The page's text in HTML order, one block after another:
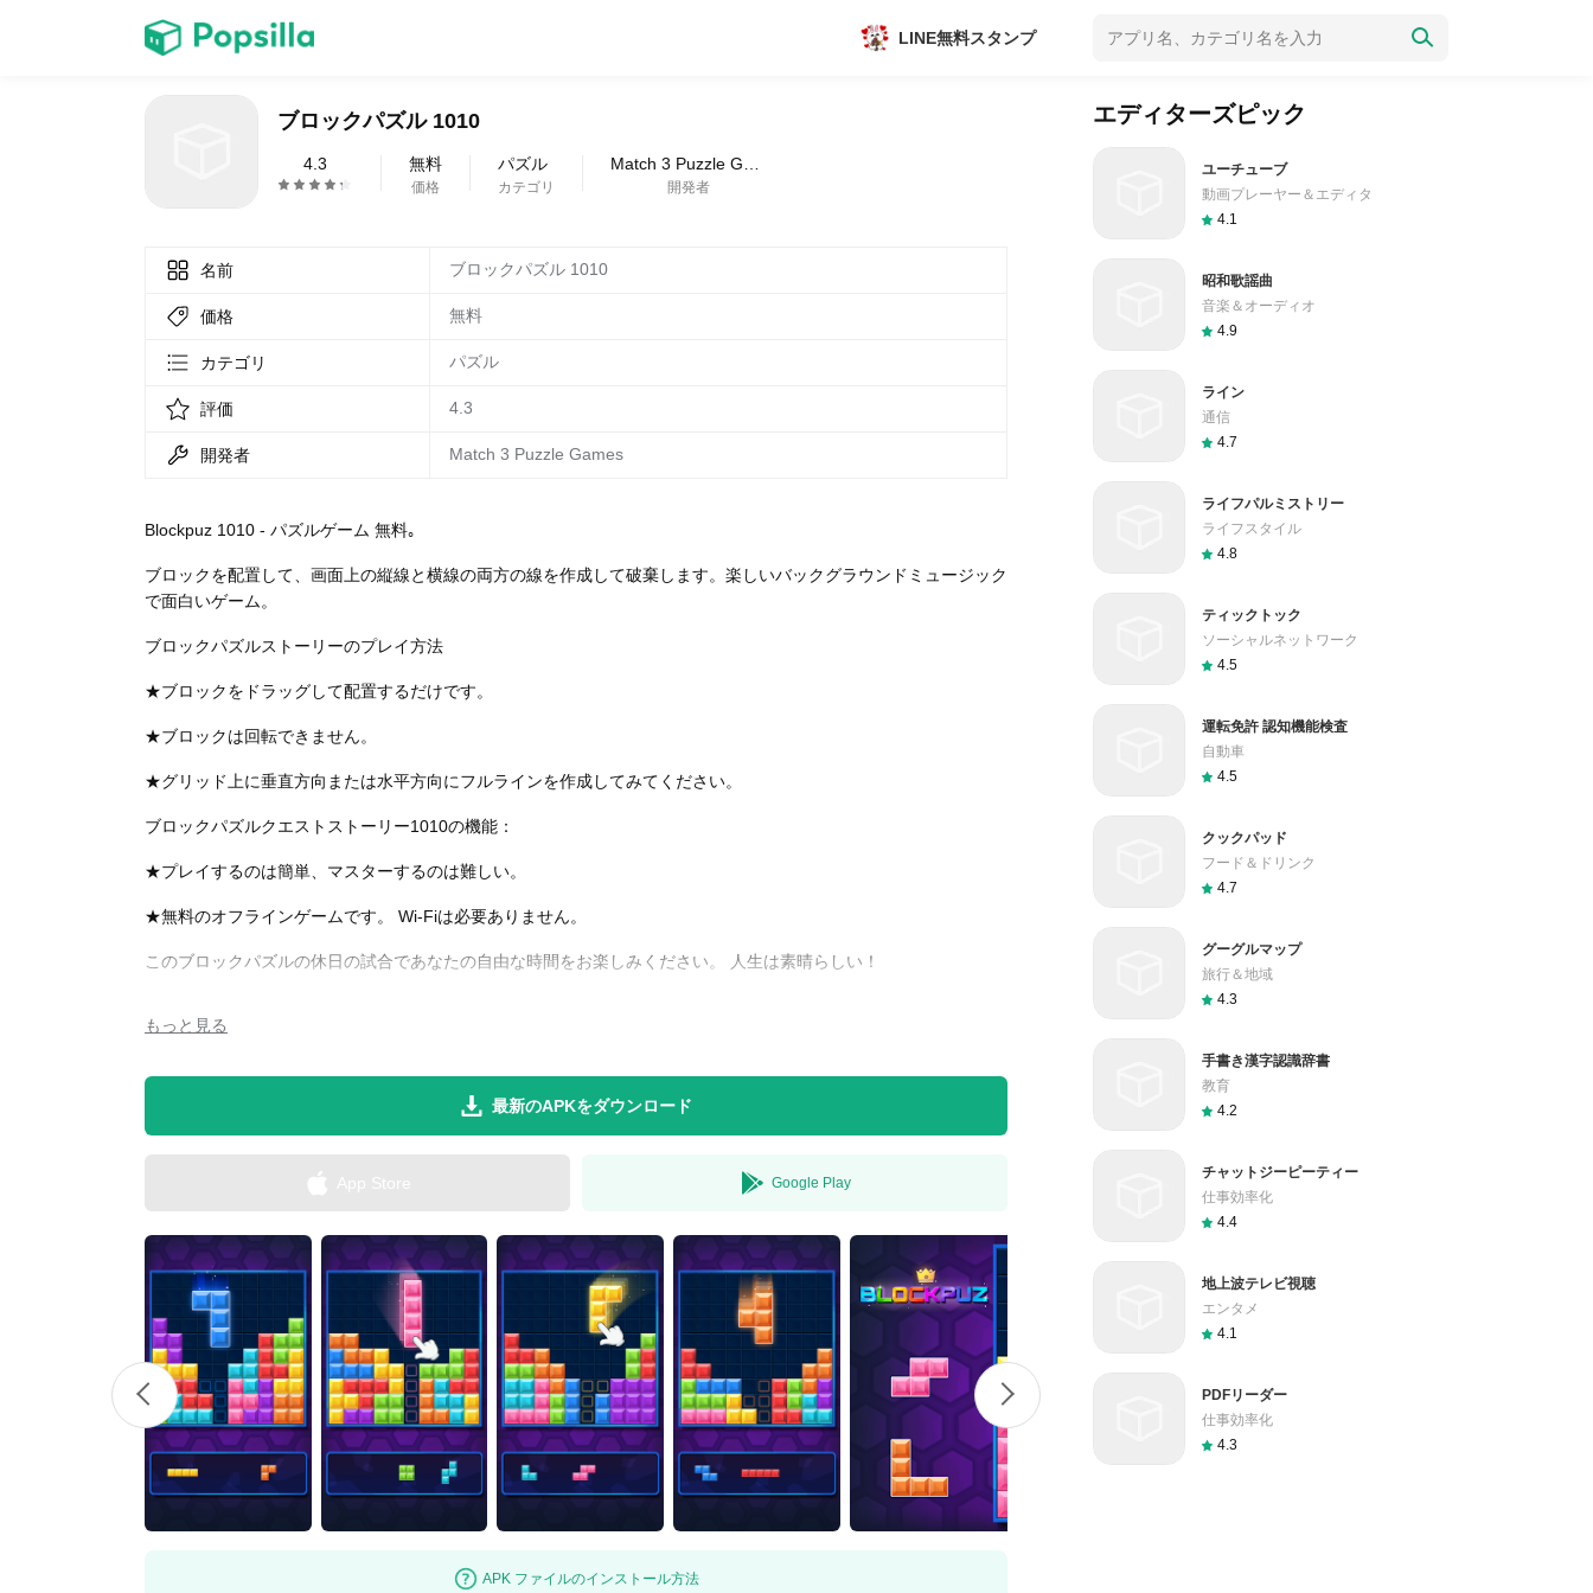
LINE無料スタンプ
ブロックパズル 1010
4.3 無料
価格
パズル
カテゴリ 開発者
名前 ブロックパズル 1010
価格 無料
カテゴリ パズル
評価 4.3
開発者 Match 3 Puzzle Games
Blockpuz 1010 - パズルゲーム 無料｡
ブロックを配置して、画面上の縦線と横線の両方の線を作成して破棄します。楽しいバックグラウンドミュージック
で面白いゲーム。
ブロックパズルストーリーのプレイ方法
★ブロックをドラッグして配置するだけです。
★ブロックは回転できません。
★グリッド上に垂直方向または水平方向にフルラインを作成してみてください。
ブロックパズルクエストストーリー1010の機能：
★プレイするのは簡単、マスターするのは難しい。
★無料のオフラインゲームです。 Wi-Fiは必要ありません。
このブロックパズルの休日の試合であなたの自由な時間をお楽しみください。 人生は素晴らしい！
もっと見る
最新のAPKをダウンロード
Google Play
APK ファイルのインストール方法
エディターズピック
ユーチューブ
動画プレーヤー＆エディタ
4.1
昭和歌謡曲
音楽＆オーディオ
4.9
ライン
通信
4.7
ライフパルミストリー
ライフスタイル
4.8
ティックトック
ソーシャルネットワーク
4.5
運転免許 認知機能検査
自動車
4.5
クックパッド
フード＆ドリンク
4.7
グーグルマップ
旅行＆地域
4.3
手書き漢字認識辞書
教育
4.2
チャットジーピーティー
仕事効率化
4.4
地上波テレビ視聴
エンタメ
4.1
PDFリーダー
仕事効率化
4.3